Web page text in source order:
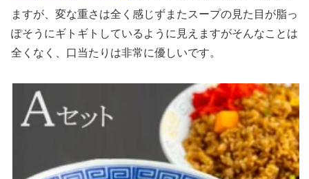
ますが、変な重さは全く感じずまたスープの見た目が脂っ
ぽそうにギトギトしているように見えますがそんなことは
全くなく、口当たりは非常に優しいです。